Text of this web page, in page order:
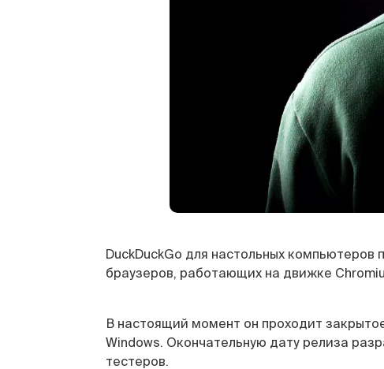
DuckDuckGo для настольных
браузеров, работающих на движке
В настоящий момент он проходит
Windows. Окончательную дату релиза
тестеров.